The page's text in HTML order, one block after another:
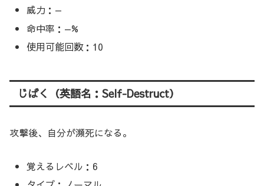
威力：—
命中率：—%
使用可能回数：10
じばく（英語名：Self-Destruct）
攻撃後、自分が瀕死になる。
覚えるレベル：6